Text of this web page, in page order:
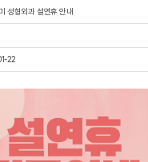
성형외과 설연휴 안내
22